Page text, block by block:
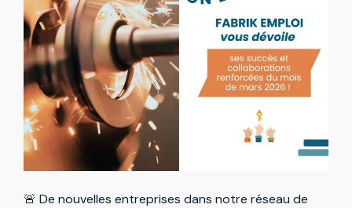
🚨 De nouvelles entreprises dans notre réseau de